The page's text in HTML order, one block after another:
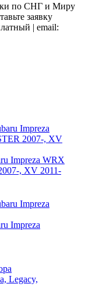
по СНГ и Миру
заявку
| email:
Impreza WRX
, XV 2011-
Impreza